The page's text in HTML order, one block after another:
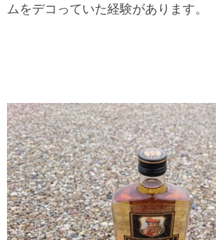
ムをデコっていた経験があります。